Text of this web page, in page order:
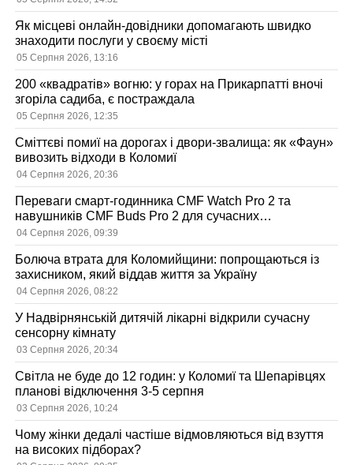
Як місцеві онлайн-довідники допомагають швидко
знаходити послуги у своєму місті
05 Серпня 2026, 13:16
200 «квадратів» вогню: у горах на Прикарпатті вночі
згоріла садиба, є постраждала
05 Серпня 2026, 12:35
Сміттєві помиї на дорогах і двори-звалища: як «Фаун»
вивозить відходи в Коломиї
04 Серпня 2026, 20:36
Переваги смарт-годинника CMF Watch Pro 2 та
навушників CMF Buds Pro 2 для сучасних
користувачів
04 Серпня 2026, 09:39
Болюча втрата для Коломийщини: попрощаються із
захисником, який віддав життя за Україну
04 Серпня 2026, 08:22
У Надвірнянській дитячій лікарні відкрили сучасну
сенсорну кімнату
03 Серпня 2026, 20:34
Світла не буде до 12 годин: у Коломиї та Шепарівцях
планові відключення 3-5 серпня
03 Серпня 2026, 10:24
Чому жінки дедалі частіше відмовляються від взуття
на високих підборах?